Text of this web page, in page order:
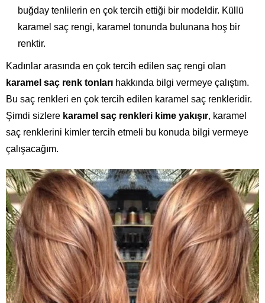
buğday tenlilerin en çok tercih ettiği bir modeldir. Küllü
karamel saç rengi, karamel tonunda bulunana hoş bir
renktir.
Kadınlar arasında en çok tercih edilen saç rengi olan
karamel saç renk tonları hakkında bilgi vermeye çalıştım.
Bu saç renkleri en çok tercih edilen karamel saç renkleridir.
Şimdi sizlere karamel saç renkleri kime yakışır, karamel
saç renklerini kimler tercih etmeli bu konuda bilgi vermeye
çalışacağım.